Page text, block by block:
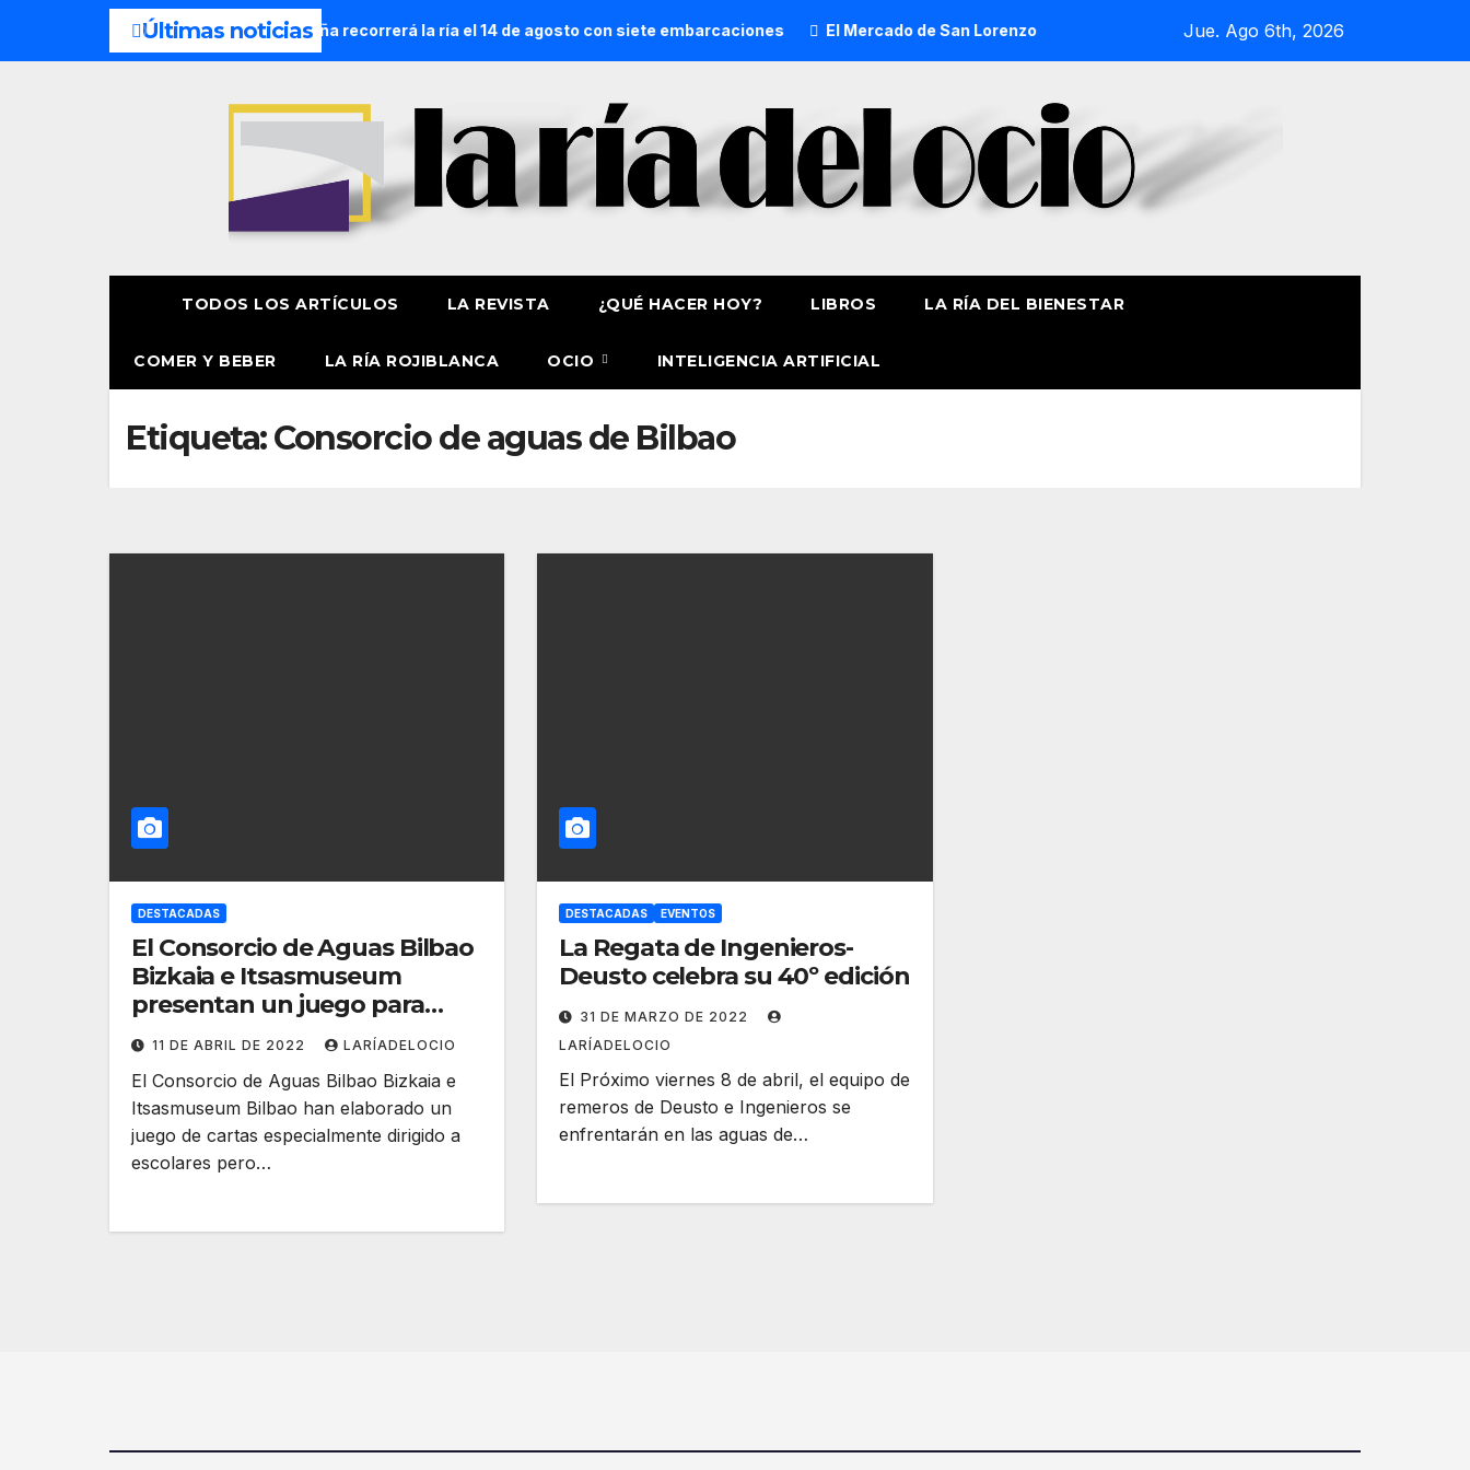
Últimas noticias
Náutica de la Amatxu de Begoña recorrerá la ría el 14 de agosto con siete embarcaciones El Mercado de San Lorenzo de Getxo reunirá a más de 50 productores del País Vasco
Jue. Ago 6th, 2026
TODOS LOS ARTÍCULOS LA REVISTA ¿QUÉ HACER HOY? LIBROS LA RÍA DEL BIENESTAR
COMER Y BEBER LA RÍA ROJIBLANCA OCIO INTELIGENCIA ARTIFICIAL
Etiqueta:Consorcio de aguas de Bilbao
DESTACADAS
El Consorcio de Aguas Bilbao
Bizkaia e Itsasmuseum
presentan un juego para
aprender el ciclo del agua
11 DE ABRIL DE 2022 LARÍADELOCIO
El Consorcio de Aguas Bilbao Bizkaia e
Itsasmuseum Bilbao han elaborado un
juego de cartas especialmente dirigido a
escolares pero…
DESTACADAS EVENTOS
La Regata de Ingenieros-
Deusto celebra su 40º edición
31 DE MARZO DE 2022
LARÍADELOCIO
El Próximo viernes 8 de abril, el equipo de
remeros de Deusto e Ingenieros se
enfrentarán en las aguas de…